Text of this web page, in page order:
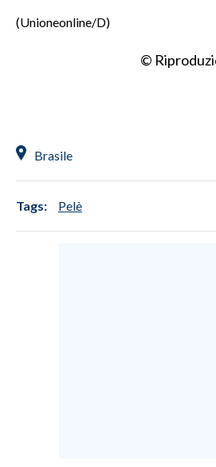
(Unioneonline/D)
©
Brasile
Tags: Pelè